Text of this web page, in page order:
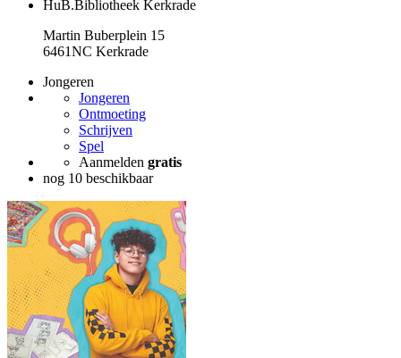
HuB.Bibliotheek Kerkrade
Martin Buberplein 15
6461NC Kerkrade
Jongeren
Jongeren
Ontmoeting
Schrijven
Spel
Aanmelden gratis
nog 10 beschikbaar